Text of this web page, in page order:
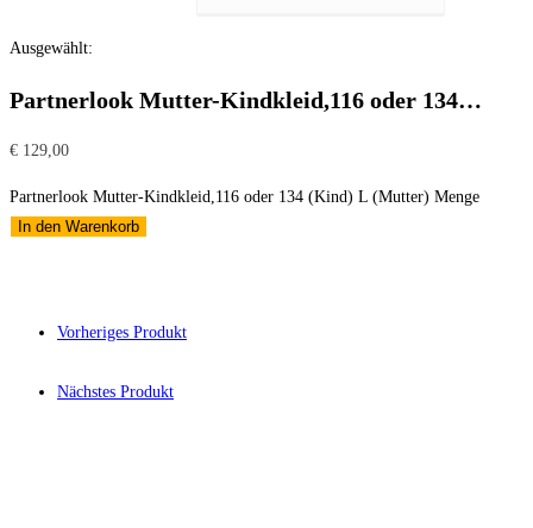
Ausgewählt:
Partnerlook Mutter-Kindkleid,116 oder 134…
€ 129,00
Partnerlook Mutter-Kindkleid,116 oder 134 (Kind) L (Mutter) Menge
In den Warenkorb
Vorheriges Produkt
Nächstes Produkt